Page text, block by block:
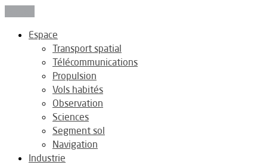
Espace
Transport spatial
Télécommunications
Propulsion
Vols habités
Observation
Sciences
Segment sol
Navigation
Industrie